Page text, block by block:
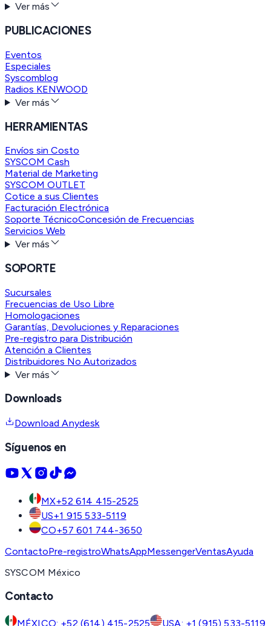
Ver más
PUBLICACIONES
Eventos
Especiales
Syscomblog
Radios KENWOOD
Ver más
HERRAMIENTAS
Envíos sin Costo
SYSCOM Cash
Material de Marketing
SYSCOM OUTLET
Cotice a sus Clientes
Facturación Electrónica
Soporte TécnicoConcesión de Frecuencias
Servicios Web
Ver más
SOPORTE
Sucursales
Frecuencias de Uso Libre
Homologaciones
Garantías, Devoluciones y Reparaciones
Pre-registro para Distribución
Atención a Clientes
Distribuidores No Autorizados
Ver más
Downloads
Download Anydesk
Síguenos en
MX+52 614 415-2525
US+1 915 533-5119
CO+57 601 744-3650
ContactoPre-registroWhatsAppMessengerVentasAyuda
SYSCOM México
Contacto
MÉXICO: +52 (614) 415-2525 USA: +1 (915) 533-5119